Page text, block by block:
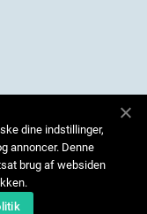
dine indstillinger,
annoncer. Denne
brug af websiden